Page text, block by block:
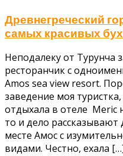
Древнегреческий
самых красивых
Неподалеку от Турунча
ресторанчик с
Amos sea view resort.
заведение моя
отдыхала в отеле Meric
то и дело
месте Амос с
видами. Честно, ехала